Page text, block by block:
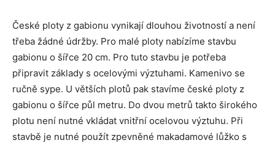
České ploty z gabionu vynikají dlouhou životností a není
třeba žádné údržby. Pro malé ploty nabízíme stavbu
gabionu o šířce 20 cm. Pro tuto stavbu je potřeba
připravit základy s ocelovými výztuhami. Kamenivo se
ručně sype. U větších plotů pak stavíme české ploty z
gabionu o šířce půl metru. Do dvou metrů takto širokého
plotu není nutné vkládat vnitřní ocelovou výztuhu. Při
stavbě je nutné použít zpevněné makadamové lůžko s